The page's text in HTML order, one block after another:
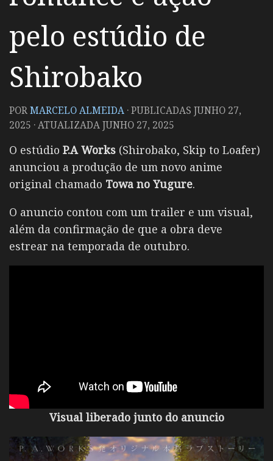
pelo estúdio de
Shirobako
PORMARCELO ALMEIDA · PUBLICADAS JUNHO 27,
2025 · ATUALIZADAJUNHO 27, 2025
O estúdio P.A Works (Shirobako, Skip to Loafer)
anunciou a produção de um novo anime
original chamado Towa no Yugure.
O anuncio contou com um trailer e um visual,
além da confirmação de que a obra deve
estrear na temporada de outubro.
Visual liberado junto do anuncio